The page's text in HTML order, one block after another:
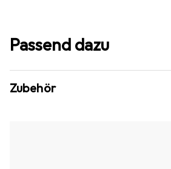
Passend dazu
Zubehör